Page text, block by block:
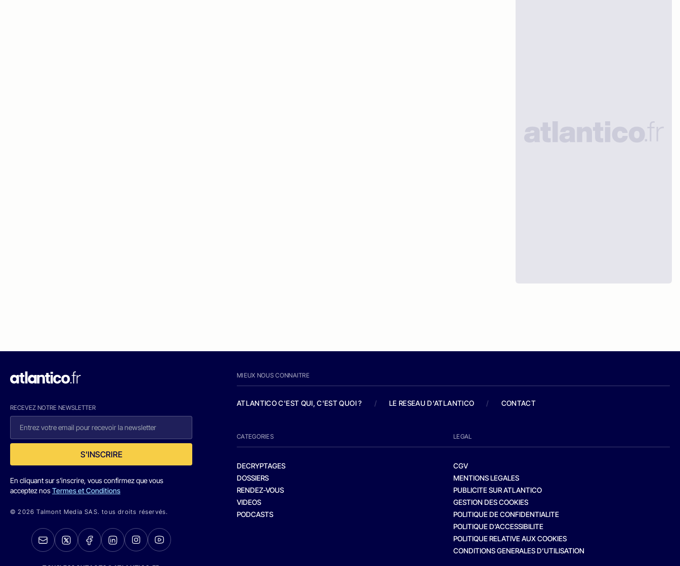
RECEVEZ NOTRE NEWSLETTER
S'INSCRIRE
En cliquant sur s'inscrire, vous confirmez que vous
acceptez nosTermes et Conditions
© 2026 Talmont Media SAS. tous droits réservés.
MIEUX NOUS CONNAITRE
ATLANTICO C'EST QUI, C'EST QUOI ? / LE RESEAU D'ATLANTICO / CONTACT
CATEGORIES
DECRYPTAGES
DOSSIERS
RENDEZ-VOUS
VIDEOS
PODCASTS
LEGAL
CGV
MENTIONS LEGALES
PUBLICITE SUR ATLANTICO
GESTION DES COOKIES
POLITIQUE DE CONFIDENTIALITE
POLITIQUE D’ACCESSIBILITE
POLITIQUE RELATIVE AUX COOKIES
CONDITIONS GENERALES D’UTILISATION